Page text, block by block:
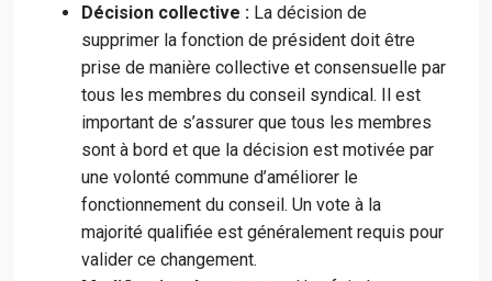
Décision collective : La décision de
supprimer la fonction de président doit être
prise de manière collective et consensuelle par
tous les membres du conseil syndical. Il est
important de s’assurer que tous les membres
sont à bord et que la décision est motivée par
une volonté commune d’améliorer le
fonctionnement du conseil. Un vote à la
majorité qualifiée est généralement requis pour
valider ce changement.